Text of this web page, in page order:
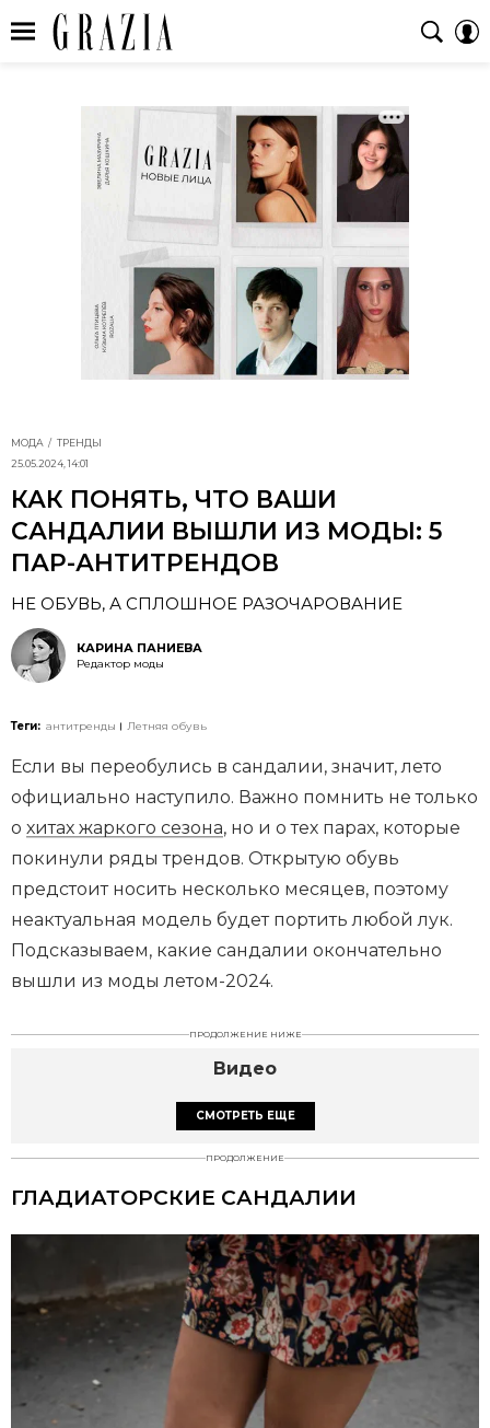
МОДА
ТРЕНДЫ
25.05.2024, 14:01
КАК ПОНЯТЬ, ЧТО ВАШИ
САНДАЛИИ ВЫШЛИ ИЗ МОДЫ: 5
ПАР-АНТИТРЕНДОВ
НЕ ОБУВЬ, А СПЛОШНОЕ РАЗОЧАРОВАНИЕ
КАРИНА ПАНИЕВА
Редактор моды
Теги: антитренды Летняя обувь
Если вы переобулись в сандалии, значит, лето
официально наступило. Важно помнить не только
о хитах жаркого сезона, но и о тех парах, которые
покинули ряды трендов. Открытую обувь
предстоит носить несколько месяцев, поэтому
неактуальная модель будет портить любой лук.
Подсказываем, какие сандалии окончательно
вышли из моды летом-2024.
ПРОДОЛЖЕНИЕ НИЖЕ
Видео
СМОТРЕТЬ ЕЩЕ
ПРОДОЛЖЕНИЕ
ГЛАДИАТОРСКИЕ САНДАЛИИ